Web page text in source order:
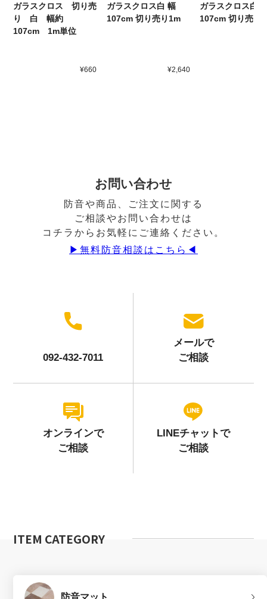
ガラスクロス 切り売
り 白 幅約
107cm 1m単位
¥660
ガラスクロス白 幅
107cm 切り売り1m
¥2,640
ガラスクロス白
107cm 切り売り
お問い合わせ
防音や商品、ご注文に関する
ご相談やお問い合わせは
コチラからお気軽にご連絡ください。
▶︎無料防音相談はこちら◀︎
092-432-7011
メールで
ご相談
オンラインで
ご相談
LINEチャットで
ご相談
ITEM CATEGORY
防音マット